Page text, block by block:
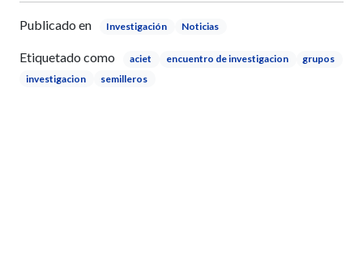
Publicado en Investigación Noticias
Etiquetado como aciet encuentro de investigacion
grupos
investigacion
semilleros